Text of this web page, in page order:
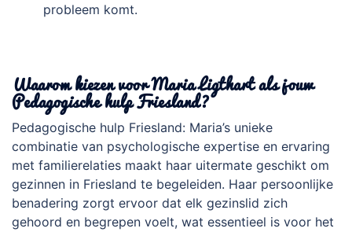
probleem komt.
Waarom kiezen voor Maria Ligthart als jouw
Pedagogische hulp Friesland?
Pedagogische hulp Friesland: Maria’s unieke
combinatie van psychologische expertise en ervaring
met familierelaties maakt haar uitermate geschikt om
gezinnen in Friesland te begeleiden. Haar persoonlijke
benadering zorgt ervoor dat elk gezinslid zich
gehoord en begrepen voelt, wat essentieel is voor het